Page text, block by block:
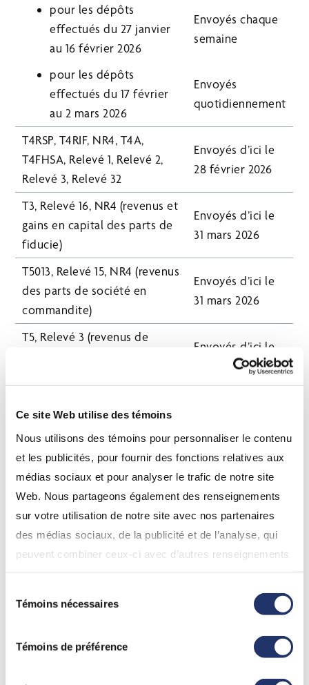
Ce site Web utilise des témoins
Nous utilisons des témoins pour personnaliser le contenu
et les publicités, pour fournir des fonctions relatives aux
médias sociaux et pour analyser le trafic de notre site
Web. Nous partageons également des renseignements
sur votre utilisation de notre site avec nos partenaires
des médias sociaux, de la publicité et de l’analyse, qui
peuvent combiner ceux-ci avec d’autres renseignements
que vous leur avez fournis ou qu’ils ont collectés lors de
votre utilisation de leurs services. En continuant d’utiliser
notre site Web, vous consentez à l’utilisation de nos
référez à la section « Modalités de tous les sites Web
Témoins nécessaires
Témoins de préférence
pour les dépôts
effectués du 27 janvier
au 16 février 2026
Envoyés chaque
semaine
pour les dépôts
effectués du 17 février
au 2 mars 2026
Envoyés
quotidiennement
T4RSP, T4RIF, NR4, T4A,
T4FHSA, Relevé 1, Relevé 2,
Relevé 3, Relevé 32
Envoyés d’ici le
28 février 2026
T3, Relevé 16, NR4 (revenus et
gains en capital des parts de
fiducie)
Envoyés d’ici le
31 mars 2026
T5013, Relevé 15, NR4 (revenus
des parts de société en
commandite)
Envoyés d’ici le
31 mars 2026
T5, Relevé 3 (revenus de
Envoyés d’ici le
28 février 2026
opérations sur titres)
Documents fiscaux de l’IRS
(gestion de capital Assante
seulement)
Dates limites
14 février 2026